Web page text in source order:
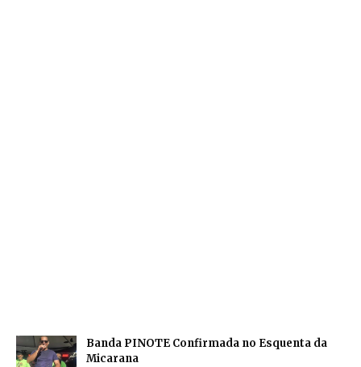
Banda PINOTE Confirmada no Esquenta da
Micarana